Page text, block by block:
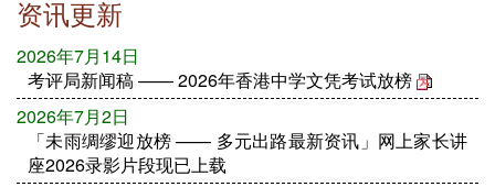
资讯更新
2026年7月14日
考评局新闻稿 —— 2026年香港中学文凭考试放榜
2026年7月2日
「未雨绸缪迎放榜 —— 多元出路最新资讯」网上家长讲
座2026录影片段现已上载